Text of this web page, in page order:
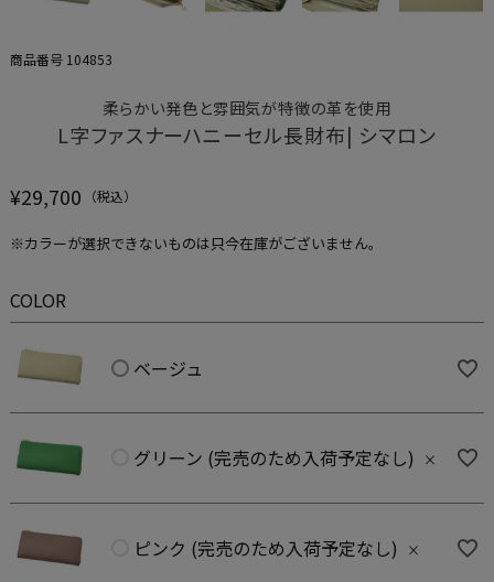
商品番号 104853
柔らかい発色と雰囲気が特徴の革を使用
L字ファスナーハニーセル長財布| シマロン
¥29,700
※カラーが選択できないものは只今在庫がございません。
COLOR
ベージュ
グリーン (完売のため入荷予定なし) ×
ピンク (完売のため入荷予定なし) ×